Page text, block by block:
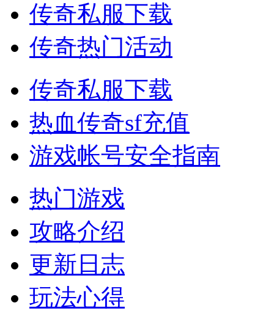
传奇私服下载
传奇热门活动
传奇私服下载
热血传奇sf充值
游戏帐号安全指南
热门游戏
攻略介绍
更新日志
玩法心得